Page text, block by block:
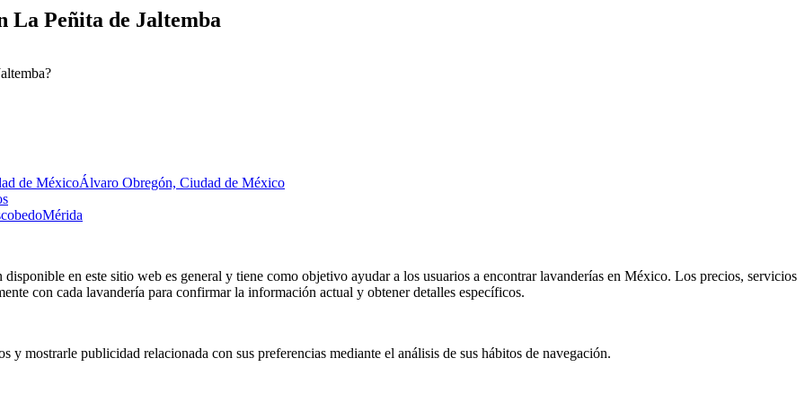
La Peñita de Jaltemba
de MéxicoÁlvaro Obregón, Ciudad de México
Mérida
en este sitio web es general y tiene como objetivo ayudar a los usuarios a encontrar lavanderías en México. Los precios, servicios
con cada lavandería para confirmar la información actual y obtener detalles específicos.
mostrarle publicidad relacionada con sus preferencias mediante el análisis de sus hábitos de navegación.